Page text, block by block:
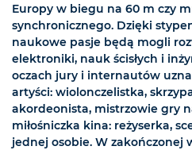
Europy w biegu na 60 m czy
synchronicznego. Dzięki
naukowe pasje będą mogli
elektroniki, nauk ścisłych i
oczach jury i internautów
artyści: wiolonczelistka,
akordeonista, mistrzowie gry
miłośniczka kina: reżyserka,
jednej osobie. W zakończonej